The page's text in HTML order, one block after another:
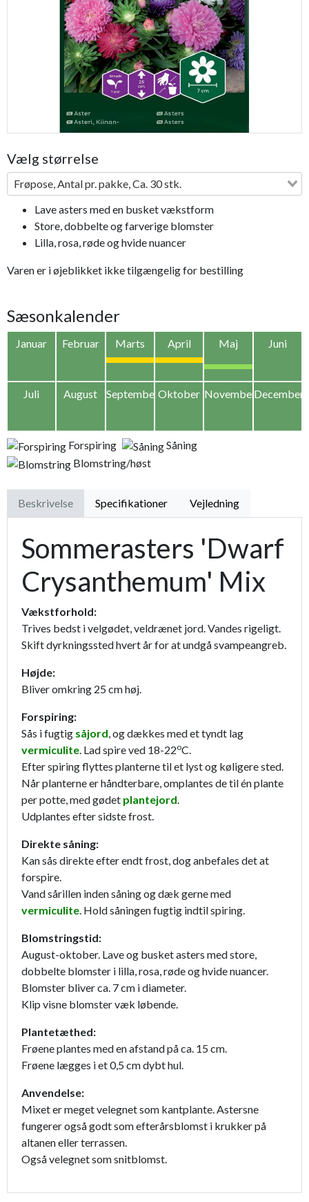
Vælg størrelse
Frøpose, Antal pr. pakke, Ca. 30 stk.
Lave asters med en busket vækstform
Store, dobbelte og farverige blomster
Lilla, rosa, røde og hvide nuancer
Varen er i øjeblikket ikke tilgængelig for bestilling
Sæsonkalender
Januar Februar Marts April Maj Juni
Juli August SeptemberOktober NovemberDecember
Forspiring
Såning
Blomstring/høst
Beskrivelse Specifikationer Vejledning
Sommerasters 'Dwarf
Crysanthemum' Mix
Vækstforhold:
Trives bedst i velgødet, veldrænet jord. Vandes rigeligt.
Skift dyrkningssted hvert år for at undgå svampeangreb.
Højde:
Bliver omkring 25 cm høj.
Forspiring:
Sås i fugtig såjord, og dækkes med et tyndt lag
vermiculite. Lad spire ved 18-22oC.
Efter spiring flyttes planterne til et lyst og køligere sted.
Når planterne er håndterbare, omplantes de til én plante
per potte, med gødet plantejord.
Udplantes efter sidste frost.
Direkte såning:
Kan sås direkte efter endt frost, dog anbefales det at
forspire.
Vand sårillen inden såning og dæk gerne med
vermiculite. Hold såningen fugtig indtil spiring.
Blomstringstid:
August-oktober. Lave og busket asters med store,
dobbelte blomster i lilla, rosa, røde og hvide nuancer.
Blomster bliver ca. 7 cm i diameter.
Klip visne blomster væk løbende.
Plantetæthed:
Frøene plantes med en afstand på ca. 15 cm.
Frøene lægges i et 0,5 cm dybt hul.
Anvendelse:
Mixet er meget velegnet som kantplante. Astersne
fungerer også godt som efterårsblomst i krukker på
altanen eller terrassen.
Også velegnet som snitblomst.